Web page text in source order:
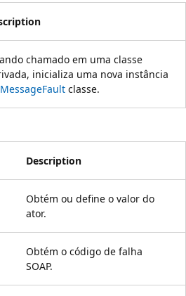
chamado em uma classe
inicializa uma nova instância
MessageFault classe.
Description
Obtém ou define o valor do
ator.
Obtém o código de falha
SOAP.